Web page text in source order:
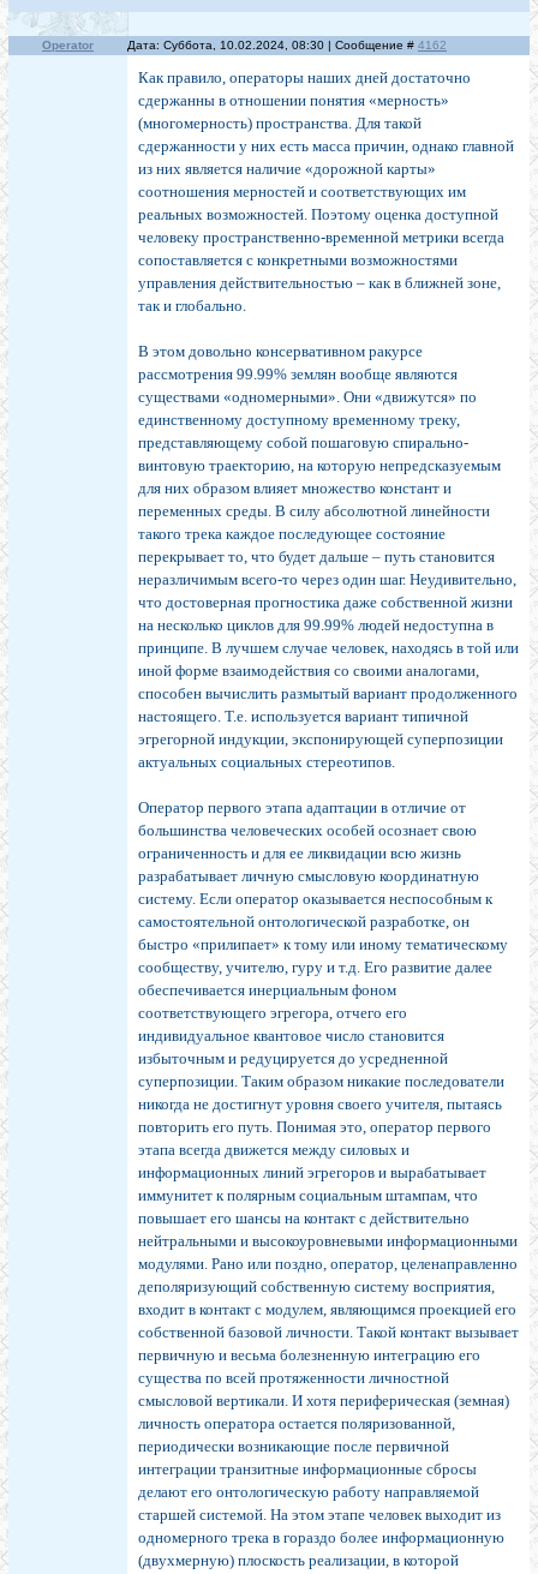
Operator Дата: Суббота, 10.02.2024, 08:30 | Сообщение # 4162
Как правило, операторы наших дней достаточно
сдержанны в отношении понятия «мерность»
(многомерность) пространства. Для такой
сдержанности у них есть масса причин, однако главной
из них является наличие «дорожной карты»
соотношения мерностей и соответствующих им
реальных возможностей. Поэтому оценка доступной
человеку пространственно-временной метрики всегда
сопоставляется с конкретными возможностями
управления действительностью – как в ближней зоне,
так и глобально.
В этом довольно консервативном ракурсе
рассмотрения 99.99% землян вообще являются
существами «одномерными». Они «движутся» по
единственному доступному временному треку,
представляющему собой пошаговую спирально-
винтовую траекторию, на которую непредсказуемым
для них образом влияет множество констант и
переменных среды. В силу абсолютной линейности
такого трека каждое последующее состояние
перекрывает то, что будет дальше – путь становится
неразличимым всего-то через один шаг. Неудивительно,
что достоверная прогностика даже собственной жизни
на несколько циклов для 99.99% людей недоступна в
принципе. В лучшем случае человек, находясь в той или
иной форме взаимодействия со своими аналогами,
способен вычислить размытый вариант продолженного
настоящего. Т.е. используется вариант типичной
эгрегорной индукции, экспонирующей суперпозиции
актуальных социальных стереотипов.
Оператор первого этапа адаптации в отличие от
большинства человеческих особей осознает свою
ограниченность и для ее ликвидации всю жизнь
разрабатывает личную смысловую координатную
систему. Если оператор оказывается неспособным к
самостоятельной онтологической разработке, он
быстро «прилипает» к тому или иному тематическому
сообществу, учителю, гуру и т.д. Его развитие далее
обеспечивается инерциальным фоном
соответствующего эгрегора, отчего его
индивидуальное квантовое число становится
избыточным и редуцируется до усредненной
суперпозиции. Таким образом никакие последователи
никогда не достигнут уровня своего учителя, пытаясь
повторить его путь. Понимая это, оператор первого
этапа всегда движется между силовых и
информационных линий эгрегоров и вырабатывает
иммунитет к полярным социальным штампам, что
повышает его шансы на контакт с действительно
нейтральными и высокоуровневыми информационными
модулями. Рано или поздно, оператор, целенаправленно
деполяризующий собственную систему восприятия,
входит в контакт с модулем, являющимся проекцией его
собственной базовой личности. Такой контакт вызывает
первичную и весьма болезненную интеграцию его
существа по всей протяженности личностной
смысловой вертикали. И хотя периферическая (земная)
личность оператора остается поляризованной,
периодически возникающие после первичной
интеграции транзитные информационные сбросы
делают его онтологическую работу направляемой
старшей системой. На этом этапе человек выходит из
одномерного трека в гораздо более информационную
(двухмерную) плоскость реализации, в которой